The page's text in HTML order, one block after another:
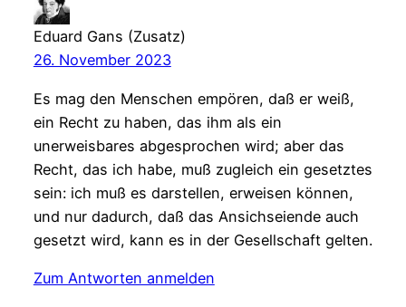
Eduard Gans (Zusatz)
26. November 2023
Es mag den Menschen empören, daß er weiß,
ein Recht zu haben, das ihm als ein
unerweisbares abgesprochen wird; aber das
Recht, das ich habe, muß zugleich ein gesetztes
sein: ich muß es darstellen, erweisen können,
und nur dadurch, daß das Ansichseiende auch
gesetzt wird, kann es in der Gesellschaft gelten.
Zum Antworten anmelden